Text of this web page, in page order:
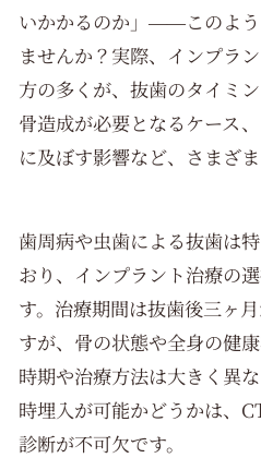
いかかるのか」――このよ
ませんか？実際、インプラ
方の多くが、抜歯のタイミ
骨造成が必要となるケース
に及ぼす影響など、さまざ
歯周病や虫歯による抜歯は
おり、インプラント治療の
す。治療期間は抜歯後三ヶ
すが、骨の状態や全身の健
時期や治療方法は大きく異
時埋入が可能かどうかは、
診断が不可欠です。